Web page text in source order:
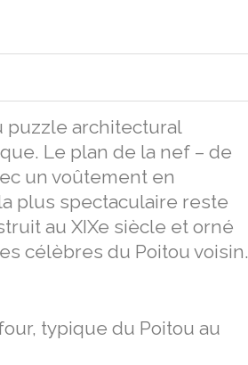
puzzle architectural
Le plan de la nef – de
un voûtement en
plus spectaculaire reste
au XIXe siècle et orné
célèbres du Poitou voisin.
typique du Poitou au